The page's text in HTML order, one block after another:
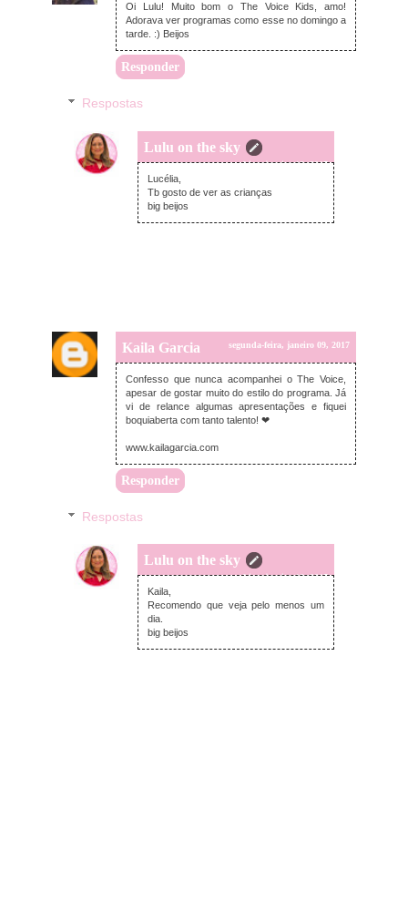
Oi Lulu! Muito bom o The Voice Kids, amo!
Adorava ver programas como esse no domingo a
tarde. :) Beijos
Responder
Respostas
Lulu on the sky
terça-feira, janeiro 10, 2017
Lucélia,
Tb gosto de ver as crianças
big beijos
Kaila Garcia segunda-feira, janeiro 09, 2017
Confesso que nunca acompanhei o The Voice,
apesar de gostar muito do estilo do programa. Já
vi de relance algumas apresentações e fiquei
boquiaberta com tanto talento! ❤
www.kailagarcia.com
Responder
Respostas
Lulu on the sky
terça-feira, janeiro 10, 2017
Kaila,
Recomendo que veja pelo menos um
dia.
big beijos